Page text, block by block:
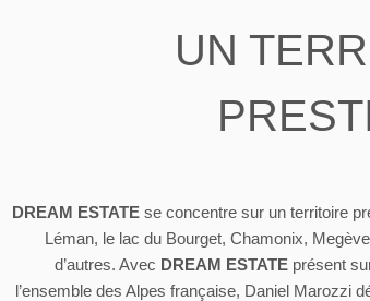
UN
DREAM ESTATE se concentre sur un territoire
Léman, le lac du Bourget, Chamonix,
d’autres. Avec DREAM ESTATE présent
l’ensemble des Alpes française, Daniel Marozzi